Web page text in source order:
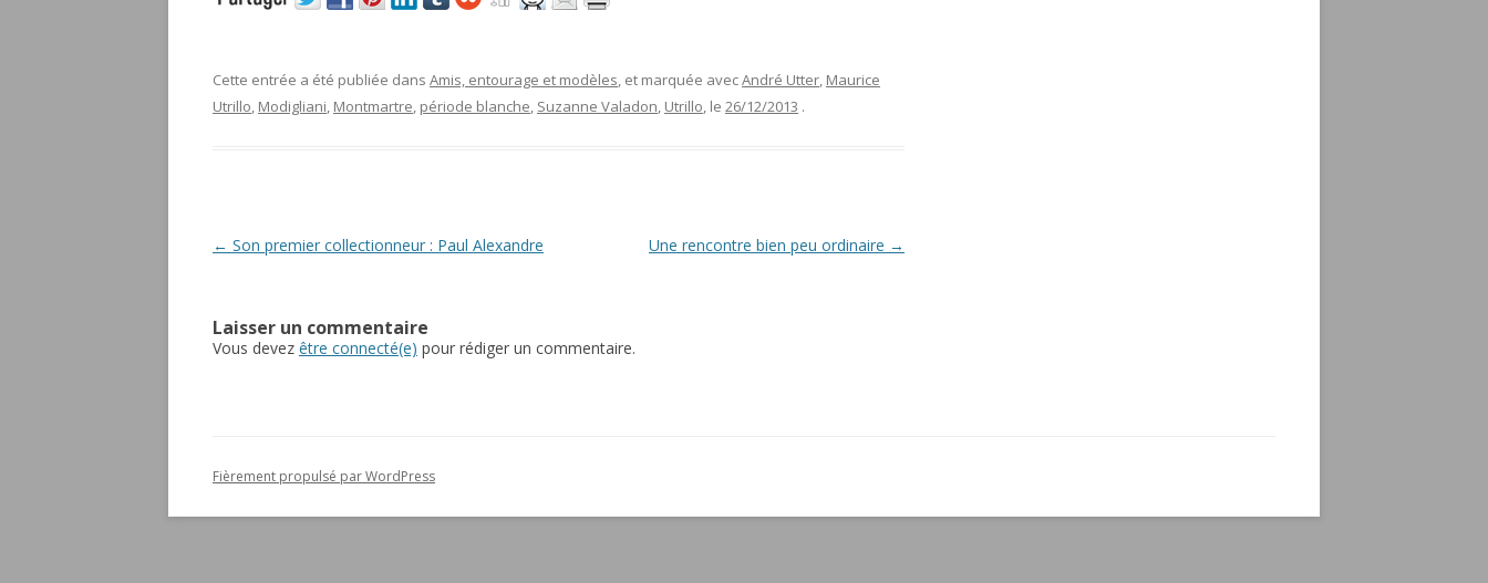
Cette entrée a été publiée dans Amis, entourage et modèles, et marquée avecAndré Utter, Maurice
Utrillo, Modigliani, Montmartre, période blanche, Suzanne Valadon, Utrillo, le 26/12/2013 .
Navigation
← Son premier collectionneur : Paul Alexandre Une rencontre bien peu ordinaire →
Laisser un commentaire
Vous devez être connecté(e) pour rédiger un commentaire.
Fièrement propulsé par WordPress